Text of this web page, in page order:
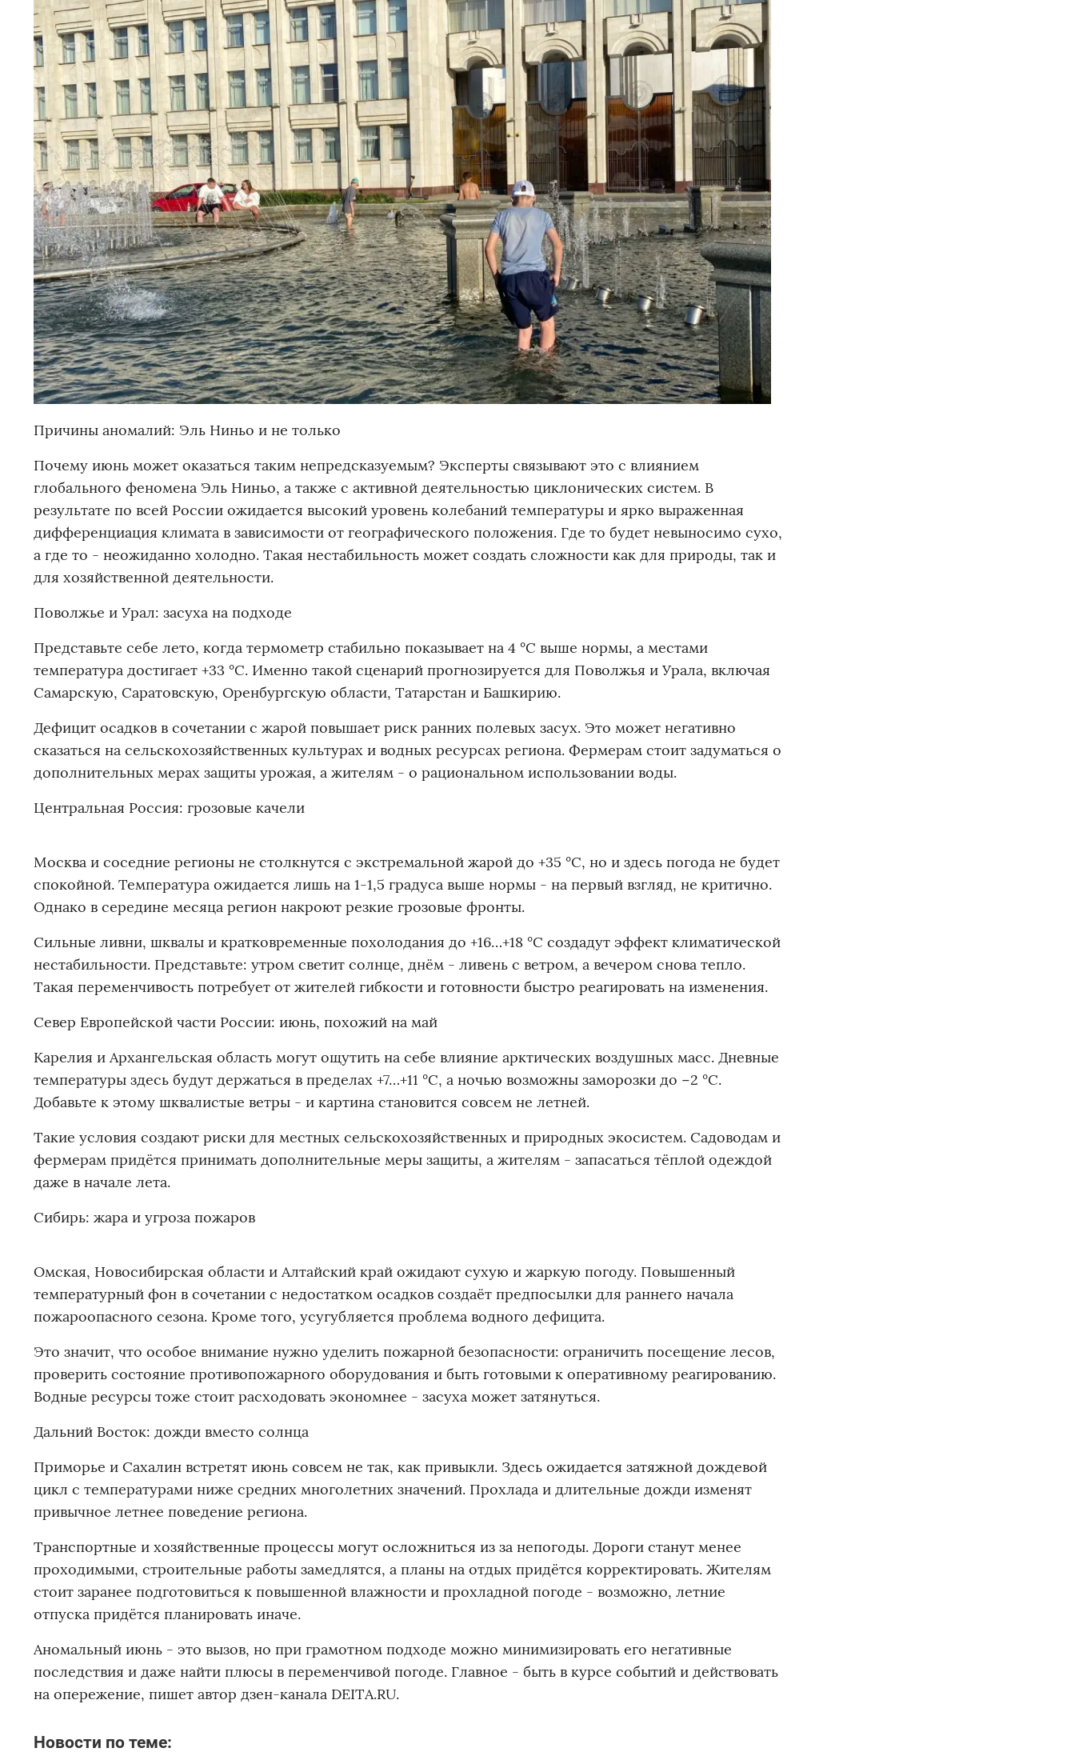
Причины аномалий: Эль Ниньо и не только
Почему июнь может оказаться таким непредсказуемым? Эксперты связывают это с влиянием
глобального феномена Эль Ниньо, а также с активной деятельностью циклонических систем. В
результате по всей России ожидается высокий уровень колебаний температуры и ярко выраженная
дифференциация климата в зависимости от географического положения. Где то будет невыносимо сухо,
а где то - неожиданно холодно. Такая нестабильность может создать сложности как для природы, так и
для хозяйственной деятельности.
Поволжье и Урал: засуха на подходе
Представьте себе лето, когда термометр стабильно показывает на 4 °C выше нормы, а местами
температура достигает +33 °C. Именно такой сценарий прогнозируется для Поволжья и Урала, включая
Самарскую, Саратовскую, Оренбургскую области, Татарстан и Башкирию.
Дефицит осадков в сочетании с жарой повышает риск ранних полевых засух. Это может негативно
сказаться на сельскохозяйственных культурах и водных ресурсах региона. Фермерам стоит задуматься о
дополнительных мерах защиты урожая, а жителям - о рациональном использовании воды.
Центральная Россия: грозовые качели
Москва и соседние регионы не столкнутся с экстремальной жарой до +35 °C, но и здесь погода не будет
спокойной. Температура ожидается лишь на 1-1,5 градуса выше нормы - на первый взгляд, не критично.
Однако в середине месяца регион накроют резкие грозовые фронты.
Сильные ливни, шквалы и кратковременные похолодания до +16…+18 °C создадут эффект климатической
нестабильности. Представьте: утром светит солнце, днём - ливень с ветром, а вечером снова тепло.
Такая переменчивость потребует от жителей гибкости и готовности быстро реагировать на изменения.
Север Европейской части России: июнь, похожий на май
Карелия и Архангельская область могут ощутить на себе влияние арктических воздушных масс. Дневные
температуры здесь будут держаться в пределах +7…+11 °C, а ночью возможны заморозки до −2 °C.
Добавьте к этому шквалистые ветры - и картина становится совсем не летней.
Такие условия создают риски для местных сельскохозяйственных и природных экосистем. Садоводам и
фермерам придётся принимать дополнительные меры защиты, а жителям - запасаться тёплой одеждой
даже в начале лета.
Сибирь: жара и угроза пожаров
Омская, Новосибирская области и Алтайский край ожидают сухую и жаркую погоду. Повышенный
температурный фон в сочетании с недостатком осадков создаёт предпосылки для раннего начала
пожароопасного сезона. Кроме того, усугубляется проблема водного дефицита.
Это значит, что особое внимание нужно уделить пожарной безопасности: ограничить посещение лесов,
проверить состояние противопожарного оборудования и быть готовыми к оперативному реагированию.
Водные ресурсы тоже стоит расходовать экономнее - засуха может затянуться.
Дальний Восток: дожди вместо солнца
Приморье и Сахалин встретят июнь совсем не так, как привыкли. Здесь ожидается затяжной дождевой
цикл с температурами ниже средних многолетних значений. Прохлада и длительные дожди изменят
привычное летнее поведение региона.
Транспортные и хозяйственные процессы могут осложниться из за непогоды. Дороги станут менее
проходимыми, строительные работы замедлятся, а планы на отдых придётся корректировать. Жителям
стоит заранее подготовиться к повышенной влажности и прохладной погоде - возможно, летние
отпуска придётся планировать иначе.
Аномальный июнь - это вызов, но при грамотном подходе можно минимизировать его негативные
последствия и даже найти плюсы в переменчивой погоде. Главное - быть в курсе событий и действовать
на опережение, пишет автор дзен-канала DEITA.RU.
Новости по теме: